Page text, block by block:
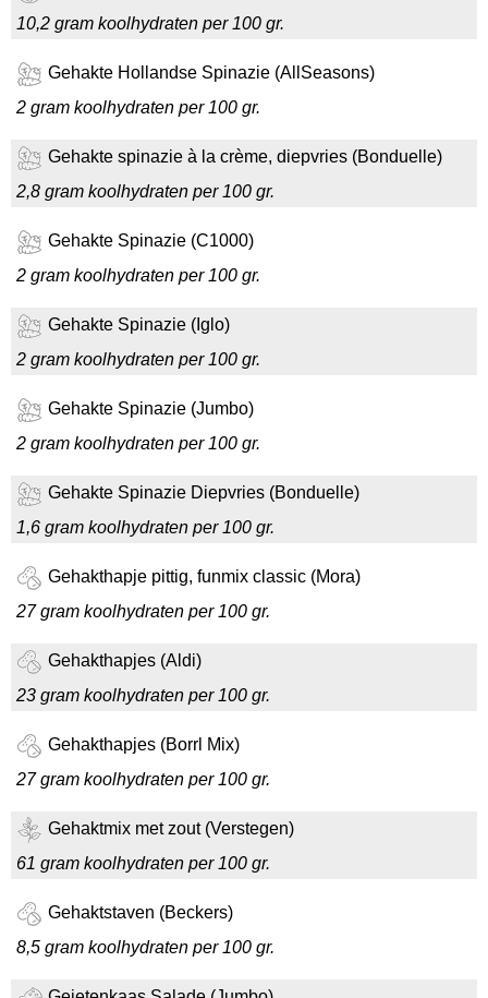
10,2 gram koolhydraten per 100 gr.
Gehakte Hollandse Spinazie (AllSeasons)
2 gram koolhydraten per 100 gr.
Gehakte spinazie à la crème, diepvries (Bonduelle)
2,8 gram koolhydraten per 100 gr.
Gehakte Spinazie (C1000)
2 gram koolhydraten per 100 gr.
Gehakte Spinazie (Iglo)
2 gram koolhydraten per 100 gr.
Gehakte Spinazie (Jumbo)
2 gram koolhydraten per 100 gr.
Gehakte Spinazie Diepvries (Bonduelle)
1,6 gram koolhydraten per 100 gr.
Gehakthapje pittig, funmix classic (Mora)
27 gram koolhydraten per 100 gr.
Gehakthapjes (Aldi)
23 gram koolhydraten per 100 gr.
Gehakthapjes (Borrl Mix)
27 gram koolhydraten per 100 gr.
Gehaktmix met zout (Verstegen)
61 gram koolhydraten per 100 gr.
Gehaktstaven (Beckers)
8,5 gram koolhydraten per 100 gr.